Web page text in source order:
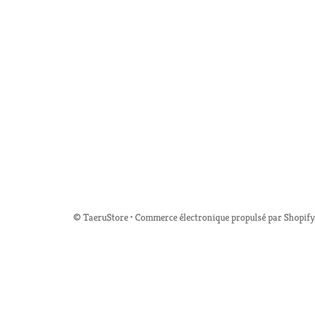
© TaeruStore• Commerce électronique propulsé par Shopify